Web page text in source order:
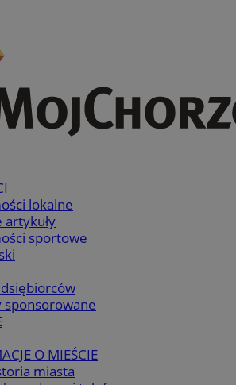
lokalne
artykuły
sportowe
sponsorowane
O MIEŚCIE
miasta